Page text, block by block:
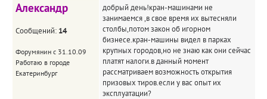
Александр
Сообщений: 14
Форумянин с 31.10.09
Работаю в городе
Екатеринбург
добрый день!кран-машинами не
занимаемся ,в свое время их вытесняли
столбы,потом закон об игорном
бизнесе.кран-машины видел в парках
крупных городов,но не знаю как они сейчас
платят налоги.в данный момент
рассматриваем возможность открытия
призовых тиров.если у вас опыт их
эксплуатации?